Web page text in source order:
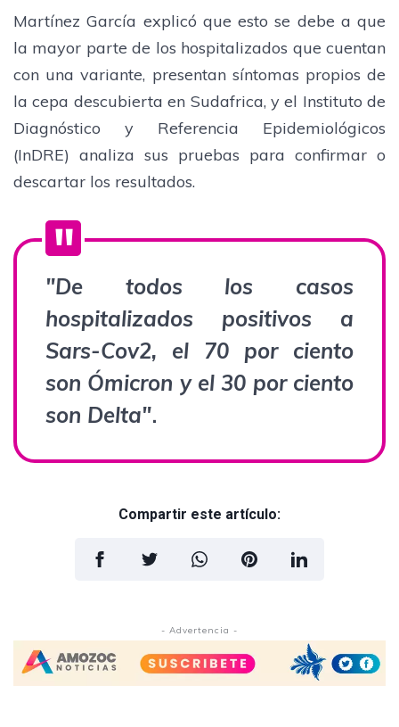
Martínez García explicó que esto se debe a que
la mayor parte de los hospitalizados que cuentan
con una variante, presentan síntomas propios de
la cepa descubierta en Sudafrica, y el Instituto de
Diagnóstico y Referencia Epidemiológicos
(InDRE) analiza sus pruebas para confirmar o
descartar los resultados.
"De todos los casos
hospitalizados positivos a
Sars-Cov2, el 70 por ciento
son Ómicron y el 30 por ciento
son Delta".
Compartir este artículo:
- Advertencia -